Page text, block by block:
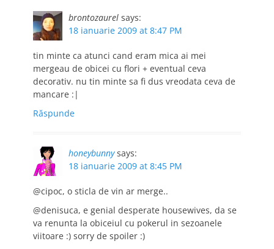
brontozaurel says:
18 ianuarie 2009 at 8:47 PM
tin minte ca atunci cand eram mica ai mei
mergeau de obicei cu flori + eventual ceva
decorativ. nu tin minte sa fi dus vreodata ceva de
mancare :|
Răspunde
honeybunny says:
18 ianuarie 2009 at 8:45 PM
@cipoc, o sticla de vin ar merge..
@denisuca, e genial desperate housewives, da se
va renunta la obiceiul cu pokerul in sezoanele
viitoare :) sorry de spoiler :)